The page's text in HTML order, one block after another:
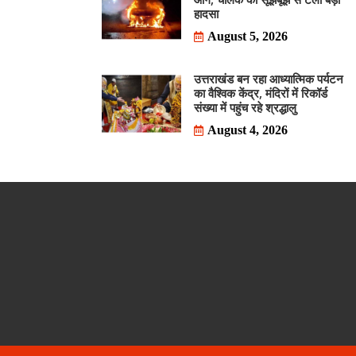
हादसा
August 5, 2026
उत्तराखंड बन रहा आध्यात्मिक पर्यटन
का वैश्विक केंद्र, मंदिरों में रिकॉर्ड
संख्या में पहुंच रहे श्रद्धालु
August 4, 2026